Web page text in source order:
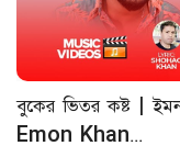
প্রযুক্তি
রিভিউ
লিখুন এবং
বুকের ভিতর কষ্ট |
Emon Khan...